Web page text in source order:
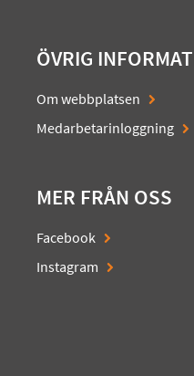
ÖVRIG
Om webbplatsen
Medarbetarinloggning
MER FRÅN OSS
Facebook
Instagram